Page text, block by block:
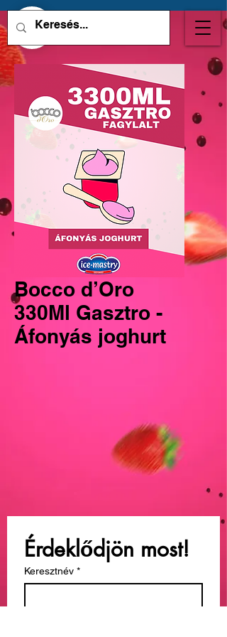
Bocco d’Oro
330Ml Gasztro -
Áfonyás joghurt
Érdeklődjön most!
Keresztnév *